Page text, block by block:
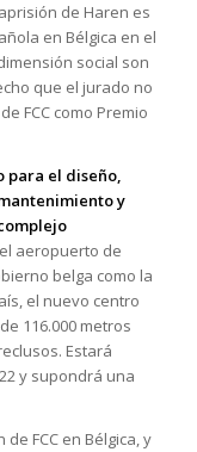
de Haren es
en Bélgica en el
social son
que el jurado no
FCC como Premio
para el diseño,
y
aeropuerto de
belga como la
el nuevo centro
116.000 metros
Estará
y supondrá una
FCC en Bélgica, y